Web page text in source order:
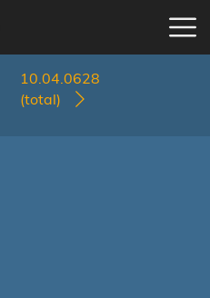
10.04.0628
(total)